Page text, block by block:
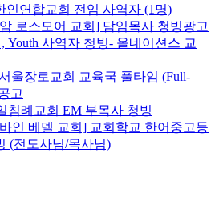
인연합교회 전임 사역자 (1명)
로스모어 교회] 담임목사 청빙광고
Youth 사역자 청빙- 올네이션스 교
울장로교회 교육국 풀타임 (Full-
고
침례교회 EM 부목사 청빙
인 베델 교회] 교회학교 한어중고등
(전도사님/목사님)